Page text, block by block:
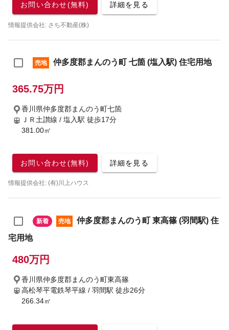
お問い合わせ(無料) 詳細を見る
情報提供会社: さち不動産(株)
売地 仲多度郡まんのう町 七箇 (塩入駅) 住宅用地
365.75万円
香川県仲多度郡まんのう町七箇
ＪＲ土讃線 / 塩入駅 徒歩17分
381.00㎡
お問い合わせ(無料) 詳細を見る
情報提供会社: (有)川上ハウス
新着 売地
仲多度郡まんのう町 東高篠 (羽間駅) 住
宅用地
480万円
香川県仲多度郡まんのう町東高篠
高松琴平電鉄琴平線 / 羽間駅 徒歩26分
266.34㎡